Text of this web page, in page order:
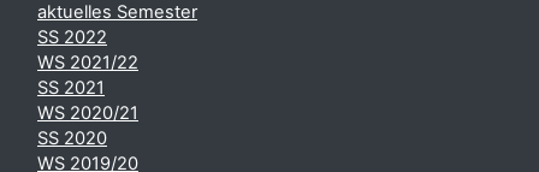
aktuelles Semester
SS 2022
WS 2021/22
SS 2021
WS 2020/21
SS 2020
WS 2019/20